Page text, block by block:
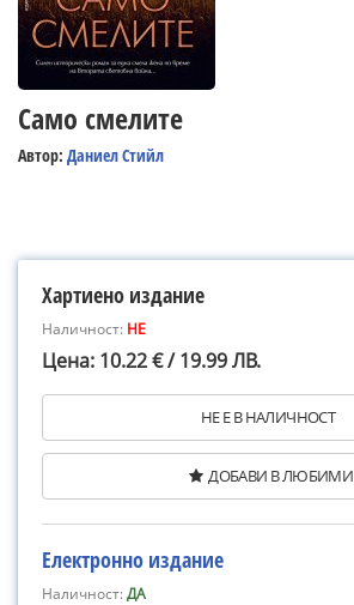
Само смелите
Автор: Даниел Стийл
Хартиено издание
Наличност: НЕ
Цена: 10.22 € / 19.99 ЛВ.
НЕ Е В НАЛИЧНОСТ
ДОБАВИ В ЛЮБИМИ
Електронно издание
Наличност:ДА